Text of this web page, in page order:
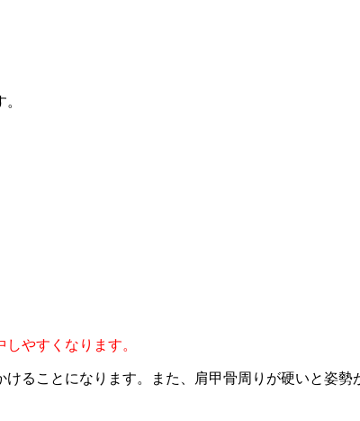
やすくなります。
ることになります。また、肩甲骨周りが硬いと姿